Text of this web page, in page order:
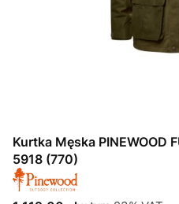
Kurtka Męska PINEWOOD
5918 (770)